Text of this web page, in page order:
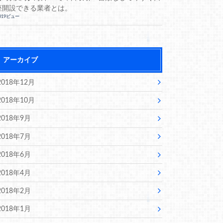
開設できる業者とは。
ビュー
アーカイブ
年12月
年10月
年9月
年7月
年6月
年4月
年2月
年1月